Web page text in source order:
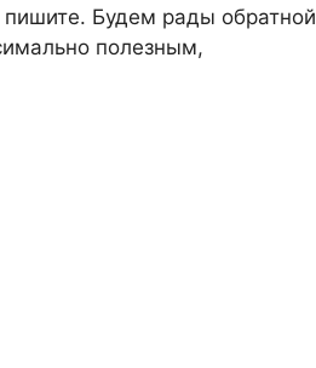
Будем рады обратной
полезным,